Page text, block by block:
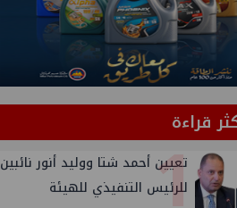
قراءة
تعيين أحمد شتا ووليد أنور نائبين
للرئيس التنفيذي للهيئة